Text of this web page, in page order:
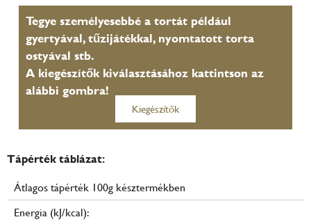
Tegye személyesebbé a tortát például
gyertyával, tűzijátékkal, nyomtatott torta
ostyával stb.
A kiegészítők kiválasztásához kattintson az
alábbi gombra!
Kiegészítők
Tápérték táblázat:
Átlagos tápérték 100g késztermékben
Energia (kJ/kcal):